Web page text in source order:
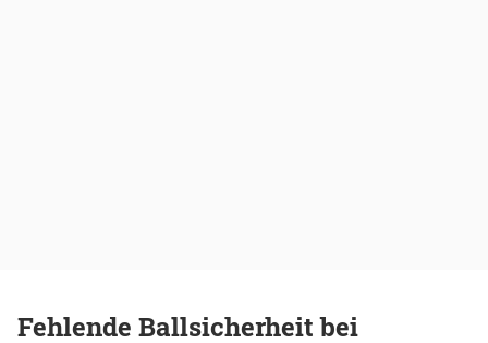
Fehlende Ballsicherheit bei